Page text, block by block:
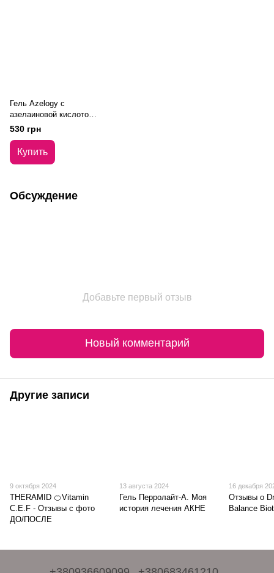
Гель Azelogy с
азелаиновой кислотой
Азелоджи Azelaic Acid
Gel 14% 30 г
530 грн
Купить
Обсуждение
Добавьте первый отзыв
Новый комментарий
Другие записи
9 октября 2024
THERAMID 🍊Vitamin
C.E.F - Отзывы с фото
ДО/ПОСЛЕ
13 августа 2024
Гель Перролайт-А. Моя
история лечения АКНЕ
16 декабря
Отзывы о
Balance